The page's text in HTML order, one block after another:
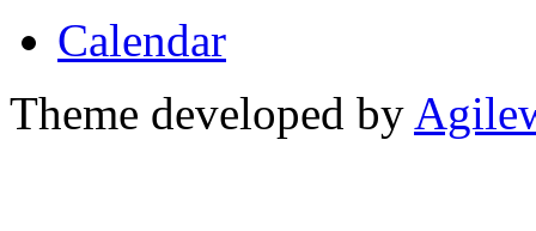
Calendar
Theme developed by